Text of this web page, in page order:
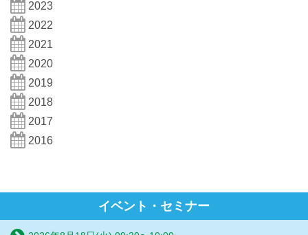
2023
2022
2021
2020
2019
2018
2017
2016
イベント・セミナー